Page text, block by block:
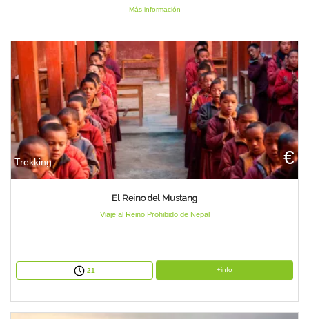
Más información
Trekking €
El Reino del Mustang
Viaje al Reino Prohibido de Nepal
21 +info